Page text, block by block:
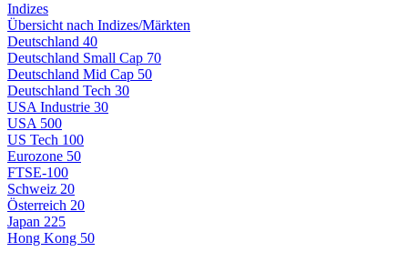
Indizes
Übersicht nach Indizes/Märkten
Deutschland 40
Deutschland Small Cap 70
Deutschland Mid Cap 50
Deutschland Tech 30
USA Industrie 30
USA 500
US Tech 100
Eurozone 50
FTSE-100
Schweiz 20
Österreich 20
Japan 225
Hong Kong 50